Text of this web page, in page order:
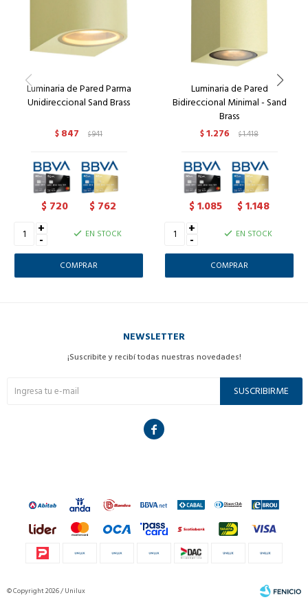
Luminaria de Pared Parma
Unidireccional Sand Brass
$ 847 $941
$ 720 $ 762
+
- EN STOCK
Luminaria de Pared
Bidireccional Minimal - Sand
Brass
$1.276 $1.418
$1.085 $1.148
+
- EN STOCK
NEWSLETTER
¡Suscribite y recibí todas nuestras novedades!
SUSCRIBIRME

© Copyright 2026 / Unilux